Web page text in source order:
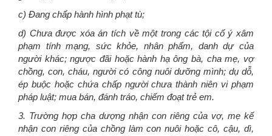
c) Đang chấp hành hình phạt tù;
d) Chưa được xóa án tích về một trong các tội cố ý xâm
phạm tính mạng, sức khỏe, nhân phẩm, danh dự của
người khác; ngược đãi hoặc hành hạ ông bà, cha mẹ, vợ
chồng, con, cháu, người có công nuôi dưỡng mình; dụ dỗ,
ép buộc hoặc chứa chấp người chưa thành niên vi phạm
pháp luật; mua bán, đánh tráo, chiếm đoạt trẻ em.
3. Trường hợp cha dượng nhận con riêng của vợ, mẹ kế
nhận con riêng của chồng làm con nuôi hoặc cô, cậu, dì,